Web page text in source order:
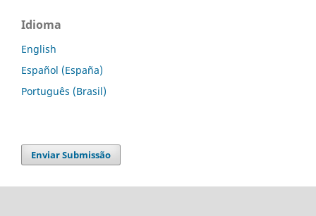
Idioma
English
Español (España)
Português (Brasil)
Enviar Submissão